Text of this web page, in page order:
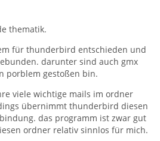
thematik.
für thunderbird entschieden und
darunter sind auch gmx
porblem gestoßen bin.
viele wichtige mails im ordner
übernimmt thunderbird diesen
das programm ist zwar gut
ordner relativ sinnlos für mich.